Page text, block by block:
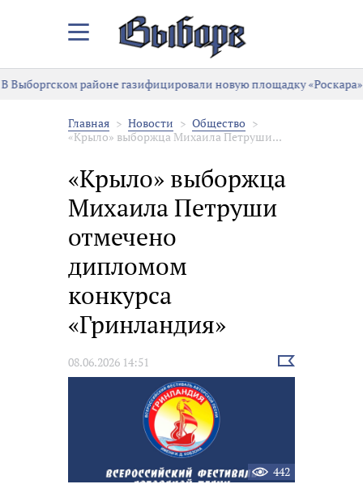
Закрыть/
меню
В Выборгском районе газифицировали новую площадку «Роскара»
Главная Новости
Общество
«Крыло» выборжца Михаила Петруши...
«Крыло» выборжца
Михаила Петруши
отмечено
дипломом
конкурса
«Гринландия»
08.06.2026 14:51
Выбрать
новость
442